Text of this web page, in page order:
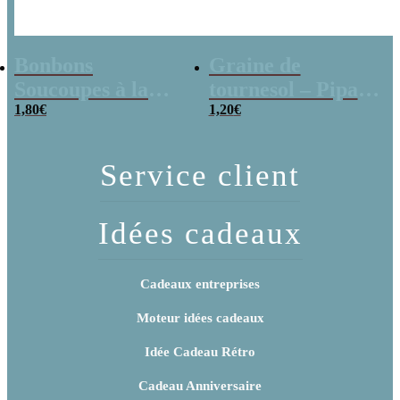
poudre (x20)
1,80€
x 3
1,20€
Service client
Idées cadeaux
Cadeaux entreprises
Moteur idées cadeaux
Idée Cadeau Rétro
Cadeau Anniversaire